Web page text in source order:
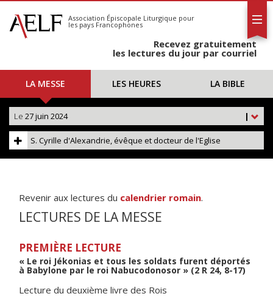
S'abonner
Calendrier
Association Épiscopale Liturgique pour
les pays Francophones
Recevez gratuitement
les lectures du jour par courriel
LA MESSE LES HEURES LA BIBLE
|
Le 27 juin 2024
S. Cyrille d'Alexandrie, évêque et docteur de l'Eglise
Revenir aux lectures du calendrier romain.
LECTURES DE LA MESSE
PREMIÈRE LECTURE
« Le roi Jékonias et tous les soldats furent déportés
à Babylone par le roi Nabucodonosor » (2 R 24, 8-17)
Lecture du deuxième livre des Rois